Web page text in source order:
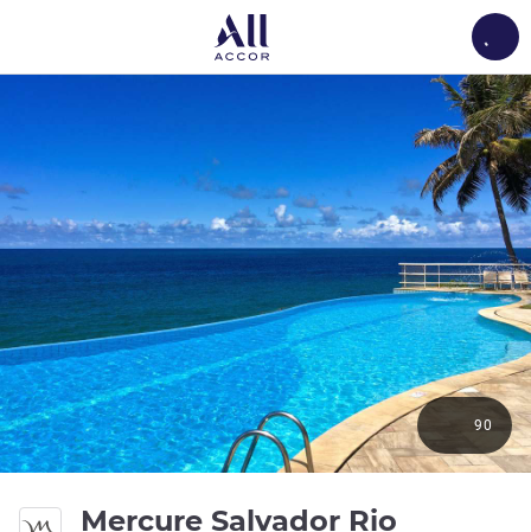
Mercure Salvador Rio
90